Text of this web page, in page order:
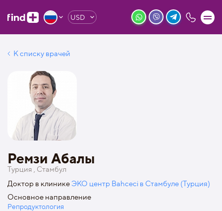
USD
К списку врачей
Ремзи Абалы
Турция , Стамбул
Доктор в клиникеЭКО центр Bahceci в Стамбуле (Турция)
Основное направление
Репродуктология